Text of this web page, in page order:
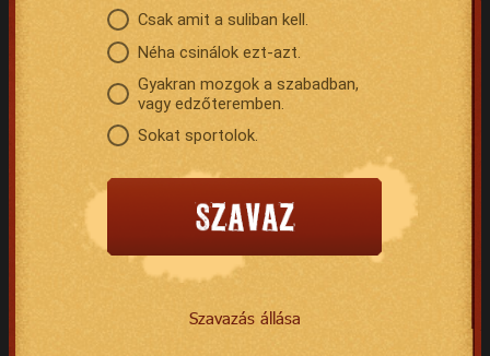
Csak amit a suliban kell.
Néha csinálok ezt-azt.
Gyakran mozgok a szabadban,
vagy edzőteremben.
Sokat sportolok.
Szavazás állása